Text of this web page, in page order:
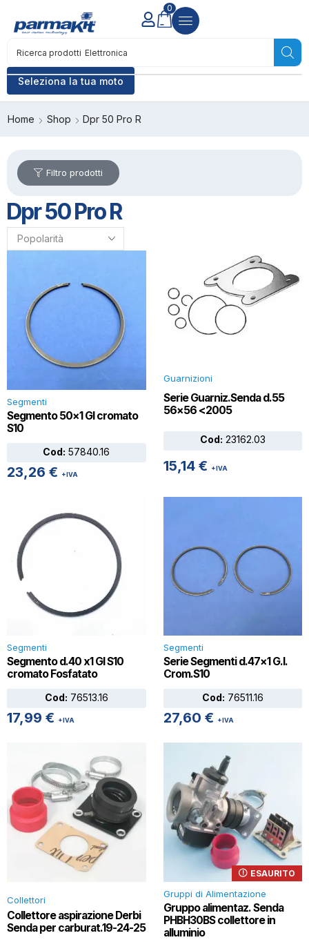
Seleziona la tua moto
Ricerca prodotti Accensione
0
Home Shop Dpr 50 Pro R
Filtro prodotti
Dpr 50 Pro R
Segmenti
Segmento 50×1 GI cromato
S10
Cod: 57840.16
23,26 € +IVA
Guarnizioni
Serie Guarniz.Senda d.55
56×56 <2005
Cod: 23162.03
15,14 € +IVA
Segmenti
Segmento d.40 x1 GI S10
cromato Fosfatato
Cod: 76513.16
17,99 € +IVA
Segmenti
Serie Segmenti d.47×1 G.I.
Crom.S10
Cod: 76511.16
27,60 € +IVA
Collettori
Collettore aspirazione Derbi
Senda per carburat.19-24-25
Gruppi di Alimentazione
Gruppo alimentaz. Senda
PHBH30BS collettore in
alluminio
ESAURITO